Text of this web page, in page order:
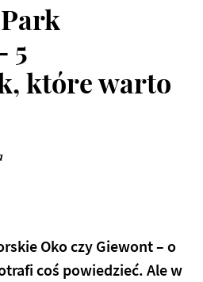
5
które warto
Oko czy Giewont – o
coś powiedzieć. Ale w